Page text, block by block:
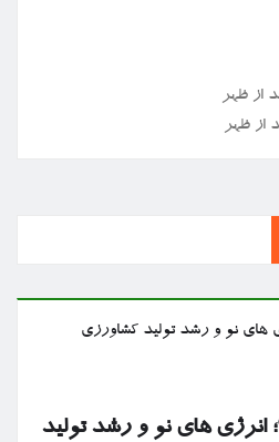
گزارش خط رند ۹۱۲؛ انرژی های نو و رشد تولید